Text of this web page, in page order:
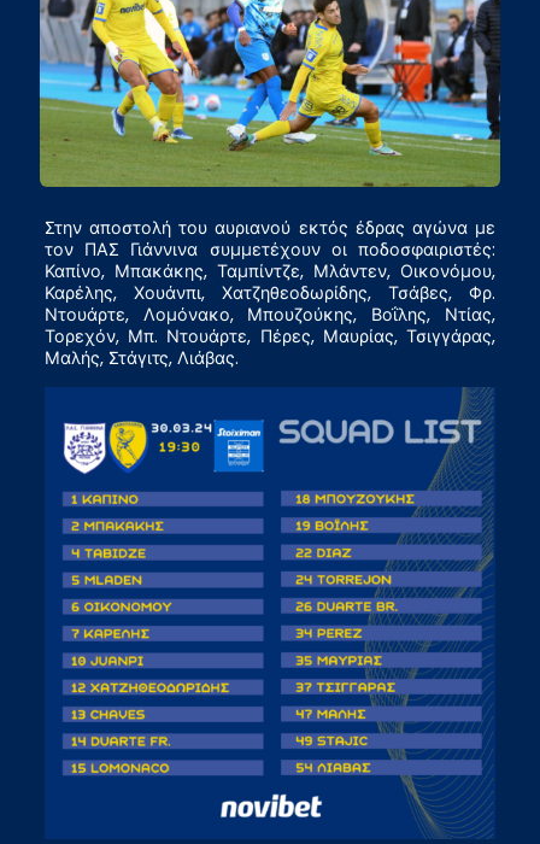
Στην αποστολή του αυριανού εκτός έδρας αγώνα με
τον ΠΑΣ Γιάννινα συμμετέχουν οι ποδοσφαιριστές:
Καπίνο, Μπακάκης, Ταμπίντζε, Μλάντεν, Οικονόμου,
Καρέλης, Χουάνπι, Χατζηθεοδωρίδης, Τσάβες, Φρ.
Ντουάρτε, Λομόνακο, Μπουζούκης, Βοΐλης, Ντίας,
Τορεχόν, Μπ. Ντουάρτε, Πέρες, Μαυρίας, Τσιγγάρας,
Μαλής, Στάγιτς, Λιάβας.